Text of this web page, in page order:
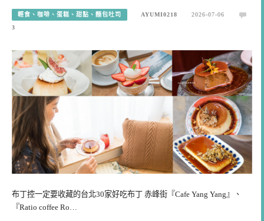
輕食、咖啡、蛋糕、甜點、麵包吐司 AYUMI0218
2026-07-06
3
布丁控一定要收藏的台北30家好吃布丁 赤峰街『Cafe Yang Yang』、
『Ratio coffee Ro…